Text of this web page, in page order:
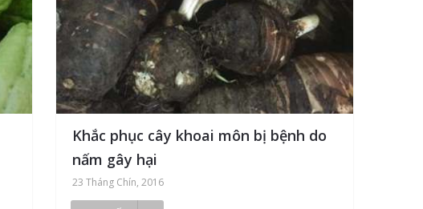
Khắc phục cây khoai môn bị bệnh do
nấm gây hại
23 Tháng Chín, 2016